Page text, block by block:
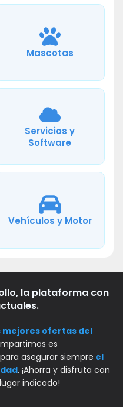
Mascotas
Servicios y
Software
Vehículos y Motor
la plataforma con
mejores ofertas del
es
asegurar siempre el
. ¡Ahorra y disfruta con
indicado!